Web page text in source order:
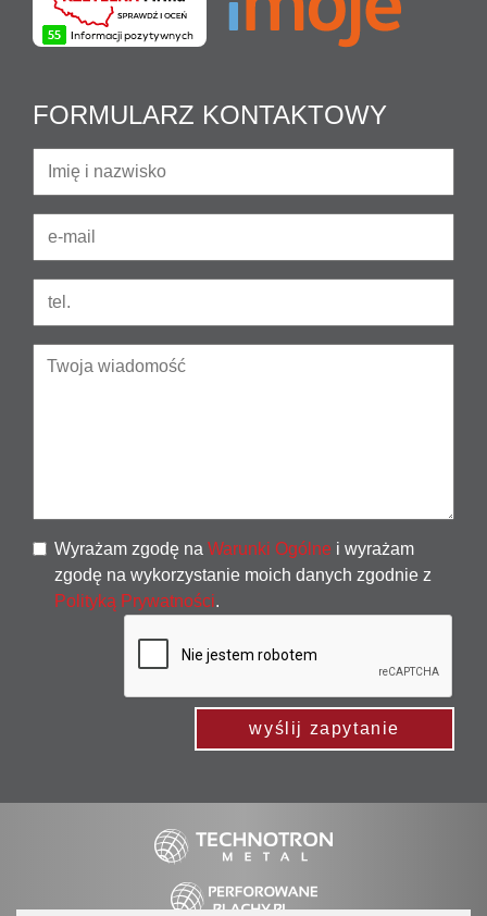
FORMULARZ KONTAKTOWY
Wyrażam zgodę na Warunki Ogólne i wyrażam
zgodę na wykorzystanie moich danych zgodnie z
Polityką Prywatności.
wyślij zapytanie